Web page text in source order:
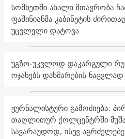
სომხეთში ახალი მთავრობა
ფაშინიანმა კაბინეტის
უცვლელი დატოვა
უგზო-უკვლოდ დაკარგული
ოჯახებს დახმარების ნაცვლად
ჟურნალისტური გამოძიება:
თაღლითურ ქოლცენტრში
სავარაუდოდ, ისევ